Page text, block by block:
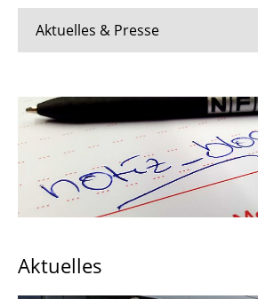
Aktuelles & Presse
Newsletter
Dreh- und Fotogenehmigungen
NFF-Ausstellungen
Aktuelles